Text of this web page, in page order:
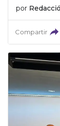
por
Compartir